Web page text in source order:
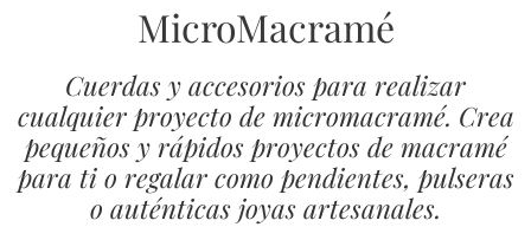
MicroMacramé
Cuerdas y accesorios para realizar
cualquier proyecto de micromacramé. Crea
pequeños y rápidos proyectos de macramé
para ti o regalar como pendientes, pulseras
o auténticas joyas artesanales.